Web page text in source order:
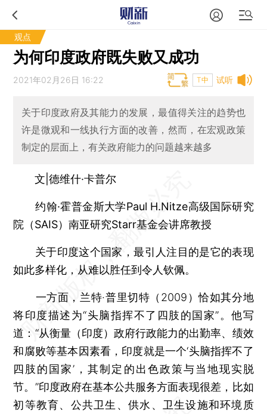
观点
为何印度政府既失败又成功
试听
2021年02月26日 16:22 T中
关于印度政府及其能力的发展，最值得关注的趋势也
许是微观和一线执行方面的改善，然而，在宏观政策
制定的层面上，有关政府能力的问题越来越多
文|德维什·卡普尔
约翰·霍普金斯大学Paul H.Nitze高级国际研究
院（SAIS）南亚研究Starr基金会讲席教授
关于印度这个国家，最引人注目的是它的表现
如此多样化，从难以胜任到令人钦佩。
一方面，兰特·普里切特（2009）恰如其分地
将印度描述为“头脑指挥不了四肢的国家”。他写
道：“从衡量（印度）政府行政能力的出勤率、绩效
和腐败等基本因素看，印度就是一个‘头脑指挥不了
四肢的国家’，其制定的出色政策与当地现实脱
节。”印度政府在基本公共服务方面表现很差，比如
初等教育、公共卫生、供水、卫生设施和环境质